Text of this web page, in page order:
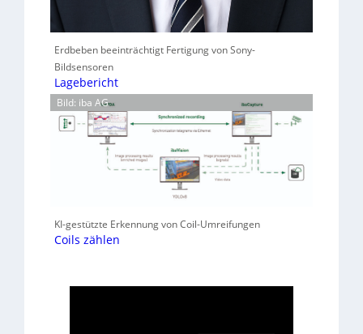
Erdbeben beeinträchtigt Fertigung von Sony-
Bildsensoren
Lagebericht
Bild: iba AG
KI-gestützte Erkennung von Coil-Umreifungen
Coils zählen